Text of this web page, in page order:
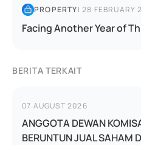
PROPERTY|28 FEBRUARY
Facing Another Year of
BERITA TERKAIT
07 AUGUST 2026
ANGGOTA DEWAN
BERUNTUN JUAL SAHAM